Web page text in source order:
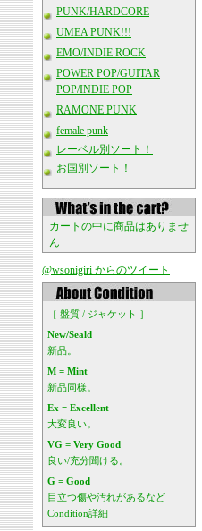
PUNK/HARDCORE
UMEA PUNK!!!
EMO/INDIE ROCK
POWER POP/GUITAR
POP/INDIE POP
RAMONE PUNK
female punk
レーベル別ソート！
お国別ソート！
カートの中に商品はありませ
ん
@wsonigiri からのツイート
［ 盤質 / ジャケット ］
New/Seald
新品。
M = Mint
新品同様。
Ex = Excellent
大変良い。
VG = Very Good
良い/充分聞ける。
G = Good
目立つ傷や汚れがあるなど
Condition詳細